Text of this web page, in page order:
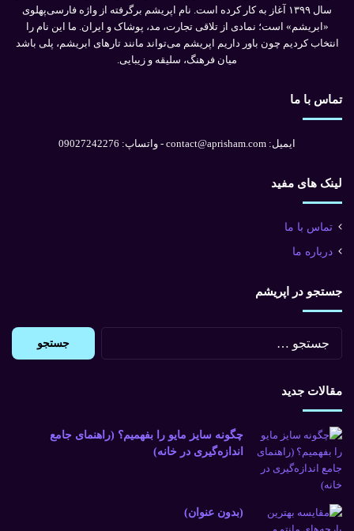
سال ۱۳۹۹ آغاز به کار کرده است. نام اپریشم برگرفته از واژه فارسی‌پهلوی
«ابریشم» است؛ نمادی از تلاقی تجارت، مد، پوشاک و ایران. ما این نام را
انتخاب کردیم چون باور داریم اپریشم می‌تواند مانند تارهای ابریشم، پلی باشد
میان فرهنگ، سلیقه و زیبایی.
تماس با ما
ایمیل: contact@aprisham.com - واتساپ: 09027242276
لینک های مفید
تماس با ما
درباره ما
جستجو در اپریشم
جستجو
مقالات جدید
چگونه سایز مایو را بفهمیم؟ (راهنمای جامع
اندازه‌گیری در خانه)
(بدون عنوان)